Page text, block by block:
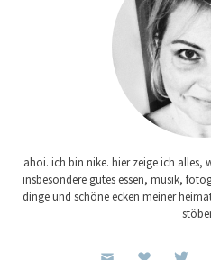
ahoi. ich bin nike. hier zeige ich alles,
insbesondere gutes essen, musik,
dinge und schöne ecken meiner